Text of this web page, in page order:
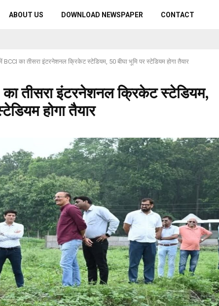
ABOUT US DOWNLOAD NEWSPAPER CONTACT
BCCI का तीसरा इंटरनेशनल क्रिकेट स्टेडियम, 50 बीघा भूमि पर स्टेडियम होगा तैयार
का तीसरा इंटरनेशनल क्रिकेट स्टेडियम,
होगा तैयार